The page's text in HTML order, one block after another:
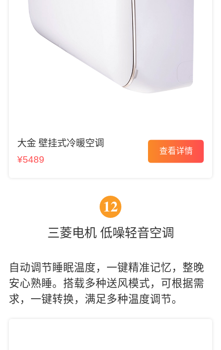
大金 壁挂式冷暖空调
¥5489
查看详情
12
三菱电机 低噪轻音空调
自动调节睡眠温度，一键精准记忆，整晚
安心熟睡。搭载多种送风模式，可根据需
求，一键转换，满足多种温度调节。